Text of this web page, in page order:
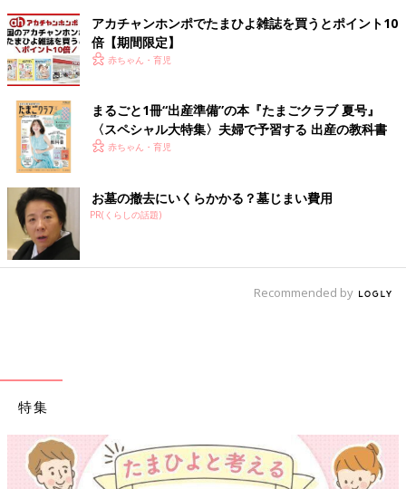
アカチャンホンポでたまひよ雑誌を買うとポイント10
倍【期間限定】
赤ちゃん・育児
まるごと1冊“出産準備”の本『たまごクラブ 夏号』
〈スペシャル大特集〉夫婦で予習する 出産の教科書
赤ちゃん・育児
お墓の撤去にいくらかかる？墓じまい費用
PR(くらしの話題)
Recommended by
特集